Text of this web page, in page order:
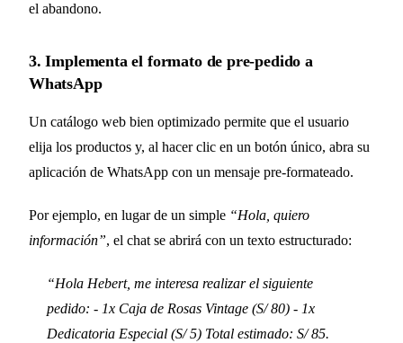
el abandono.
3. Implementa el formato de pre-pedido a
WhatsApp
Un catálogo web bien optimizado permite que el usuario
elija los productos y, al hacer clic en un botón único, abra su
aplicación de WhatsApp con un mensaje pre-formateado.
Por ejemplo, en lugar de un simple “Hola, quiero
información”, el chat se abrirá con un texto estructurado:
“Hola Hebert, me interesa realizar el siguiente
pedido: - 1x Caja de Rosas Vintage (S/ 80) - 1x
Dedicatoria Especial (S/ 5) Total estimado: S/ 85.